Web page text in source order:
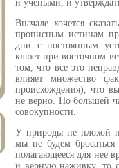
и учеными, и
Вначале хочется
прописным истинам
дни с постоянным
клюет при восточном
том, что все это
влияет множество
происхождения), что
не верно. По большей
совокупности.
У природы не плохой
мы не будем
полагающееся для нее
и верную наживку, то